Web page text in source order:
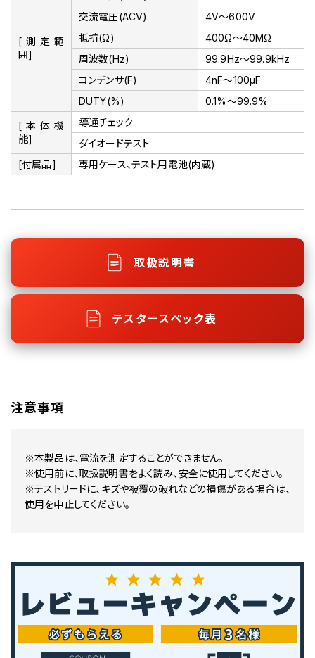
[測定範
囲]
交流電圧(ACV)
4V～600V
抵抗(Ω)
400Ω～40MΩ
周波数(Hz)
99.9Hz～99.9kHz
コンデンサ(F)
4nF～100μF
DUTY(%)
0.1%～99.9%
[本体機
能]
導通チェック
ダイオードテスト
[付属品]
専用ケース、テスト用電池(内蔵)
取扱説明書
テスタースペック表
注意事項
※本製品は、電流を測定することができません。
※使用前に、取扱説明書をよく読み、安全に使用してください。
※テストリードに、キズや被覆の破れなどの損傷がある場合は、
使用を中止してください。